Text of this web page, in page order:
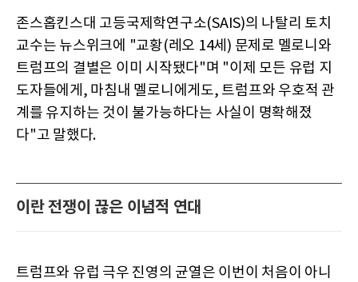
존스홉킨스대 고등국제학연구소(SAIS)의 나탈리 토치
교수는 뉴스위크에 "교황(레오 14세) 문제로 멜로니와
트럼프의 결별은 이미 시작됐다"며 "이제 모든 유럽 지
도자들에게, 마침내 멜로니에게도, 트럼프와 우호적 관
계를 유지하는 것이 불가능하다는 사실이 명확해졌
다"고 말했다.
이란 전쟁이 끊은 이념적 연대
트럼프와 유럽 극우 진영의 균열은 이번이 처음이 아니